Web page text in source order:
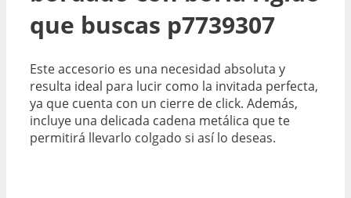
que buscas p7739307
Este accesorio es una necesidad absoluta y
resulta ideal para lucir como la invitada perfecta,
ya que cuenta con un cierre de click. Además,
incluye una delicada cadena metálica que te
permitirá llevarlo colgado si así lo deseas.